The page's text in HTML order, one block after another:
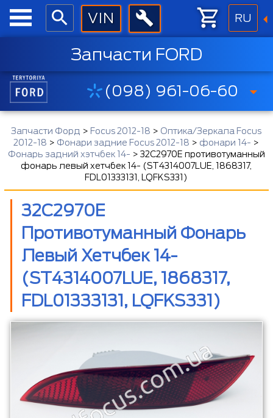
RU
Запчасти FORD
(098) 961-06-60
Запчасти Форд > Focus 2012-18 > Оптика/Зеркала Focus
2012-18 > Фонари задние Focus 2012-18 > фонари 14- >
Фонарь задний хэтчбек 14- > 32C2970E противотуманный
фонарь левый хетчбек 14- (ST4314007LUE, 1868317,
FDL01333131, LQFKS331)
32C2970E
Противотуманный Фонарь
Левый Хетчбек 14-
(ST4314007LUE, 1868317,
FDL01333131, LQFKS331)